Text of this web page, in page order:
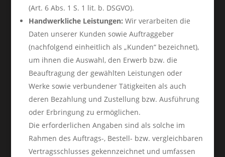
(Art. 6 Abs. 1 S. 1 lit. b. DSGVO).
Handwerkliche Leistungen: Wir verarbeiten die
Daten unserer Kunden sowie Auftraggeber
(nachfolgend einheitlich als „Kunden“ bezeichnet),
um ihnen die Auswahl, den Erwerb bzw. die
Beauftragung der gewählten Leistungen oder
Werke sowie verbundener Tätigkeiten als auch
deren Bezahlung und Zustellung bzw. Ausführung
oder Erbringung zu ermöglichen.
Die erforderlichen Angaben sind als solche im
Rahmen des Auftrags-, Bestell- bzw. vergleichbaren
Vertragsschlusses gekennzeichnet und umfassen